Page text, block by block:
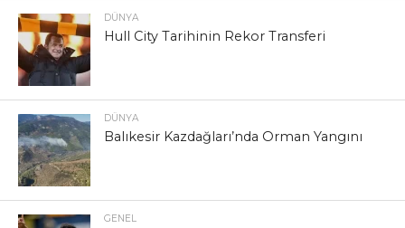
DÜNYA
Hull City Tarihinin Rekor Transferi
DÜNYA
Balıkesir Kazdağları’nda Orman Yangını
GENEL